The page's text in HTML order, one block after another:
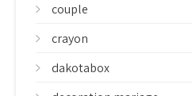
couple
crayon
dakotabox